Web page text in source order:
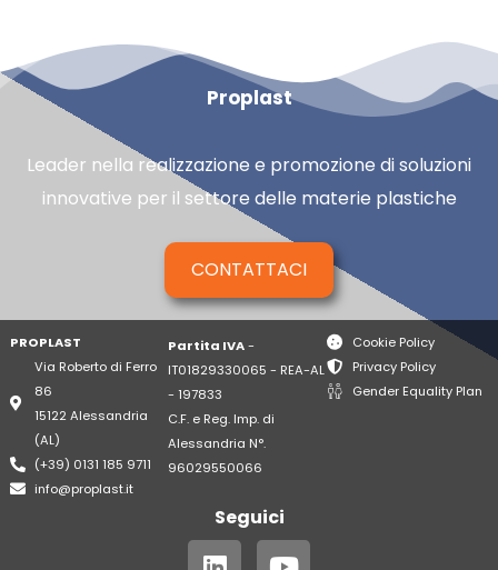
Proplast
Leader nella realizzazione e promozione di soluzioni
innovative per il settore delle materie plastiche
CONTATTACI
PROPLAST
Via Roberto di Ferro
86
15122 Alessandria
(AL)
(+39) 0131 185 9711
info@proplast.it
Partita IVA-
IT01829330065 - REA-AL
- 197833
C.F. e Reg. Imp. di
Alessandria N°.
96029550066
Cookie Policy
Privacy Policy
Gender Equality Plan
Seguici